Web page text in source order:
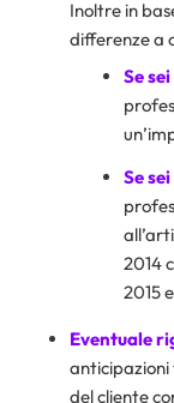
Inoltre in
differenze a
Se
Se
2014
2015
Eventuale
anticipazioni
del cliente